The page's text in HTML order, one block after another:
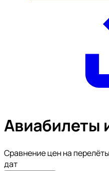
Авиабилеты
Сравнение цен на
дат